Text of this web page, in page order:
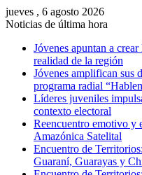
jueves , 6 agosto 2026
Noticias de última hora
Jóvenes apuntan a
realidad de la región
Jóvenes amplifican sus
programa radial
Líderes juveniles
contexto electoral
Reencuentro emotivo y
Amazónica Satelital
Encuentro de
Guaraní, Guarayas y